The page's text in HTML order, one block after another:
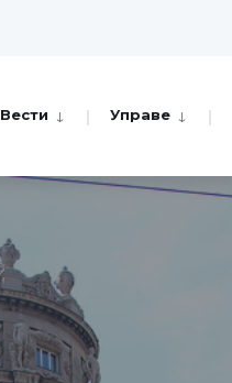
Вести Управе